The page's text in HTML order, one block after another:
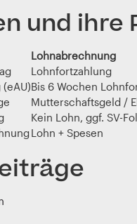
und ihre
Lohnabrechnung
Lohnfortzahlung
Bis 6 Wochen
Mutterschaftsgeld /
Kein Lohn, ggf. SV-
Lohn + Spesen